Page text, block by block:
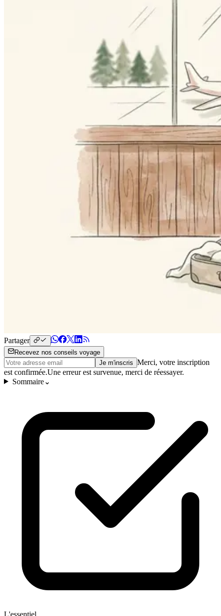
Partager
Recevez nos conseils voyage
Je m'inscris Merci, votre inscription
est confirmée.Une erreur est survenue, merci de réessayer.
Sommaire⌄
L'essentiel